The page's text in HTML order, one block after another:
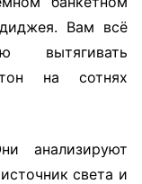
Вам всё
вытягивать
на сотнях
анализируют
света и